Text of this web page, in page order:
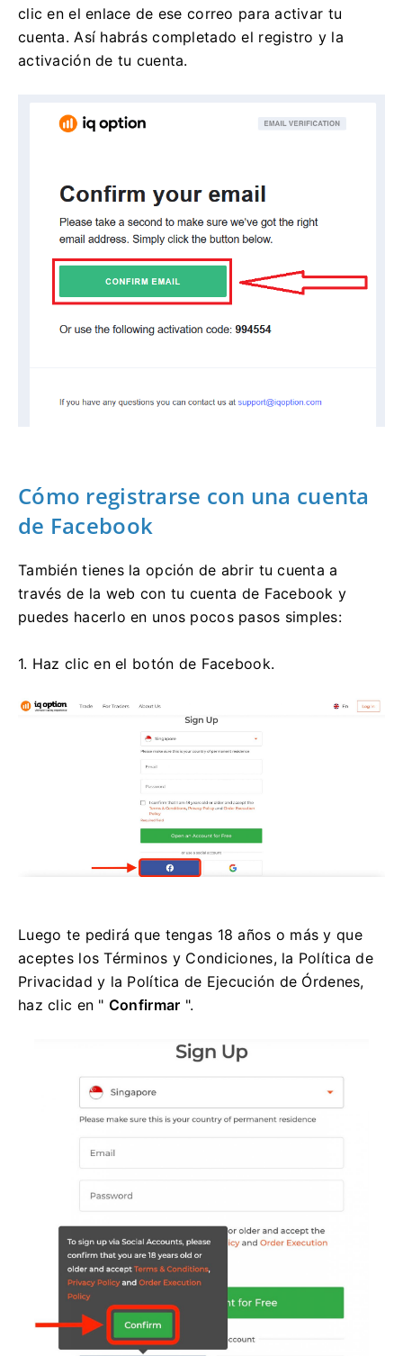
clic en el enlace de ese correo para activar tu
cuenta. Así habrás completado el registro y la
activación de tu cuenta.
Cómo registrarse con una cuenta
de Facebook
También tienes la opción de abrir tu cuenta a
través de la web con tu cuenta de Facebook y
puedes hacerlo en unos pocos pasos simples:
1. Haz clic en el botón de Facebook.
Luego te pedirá que tengas 18 años o más y que
aceptes los Términos y Condiciones, la Política de
Privacidad y la Política de Ejecución de Órdenes,
haz clic en " Confirmar ".